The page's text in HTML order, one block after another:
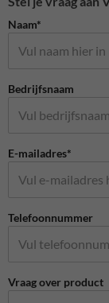
Naam*
Bedrijfsnaam
E-mailadres*
Telefoonnummer
Vraag over product